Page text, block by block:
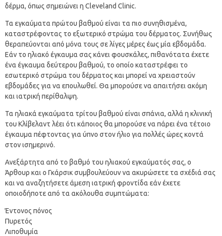
δέρμα, όπως σημειώνει η Cleveland Clinic.
Τα εγκαύματα πρώτου βαθμού είναι τα πιο συνηθισμένα,
καταστρέφοντας το εξωτερικό στρώμα του δέρματος. Συνήθως
θεραπεύονται από μόνα τους σε λίγες μέρες έως μία εβδομάδα.
Εάν το ηλιακό έγκαυμα σας κάνει φουσκάλες, πιθανότατα έχετε
ένα έγκαυμα δεύτερου βαθμού, το οποίο καταστρέφει το
εσωτερικό στρώμα του δέρματος και μπορεί να χρειαστούν
εβδομάδες για να επουλωθεί. Θα μπορούσε να απαιτήσει ακόμη
και ιατρική περίθαλψη.
Τα ηλιακά εγκαύματα τρίτου βαθμού είναι σπάνια, αλλά η κλινική
του Κλίβελαντ λέει ότι κάποιος θα μπορούσε να πάρει ένα τέτοιο
έγκαυμα πέφτοντας για ύπνο στον ήλιο για πολλές ώρες κοντά
στον ισημερινό.
Ανεξάρτητα από το βαθμό του ηλιακού εγκαύματός σας, ο
Άρθουρ και ο Γκάρσικ συμβουλεύουν να ακυρώσετε τα σχέδιά σας
και να αναζητήσετε άμεση ιατρική φροντίδα εάν έχετε
οποιοδήποτε από τα ακόλουθα συμπτώματα:
Έντονος πόνος
Πυρετός
Λιποθυμία